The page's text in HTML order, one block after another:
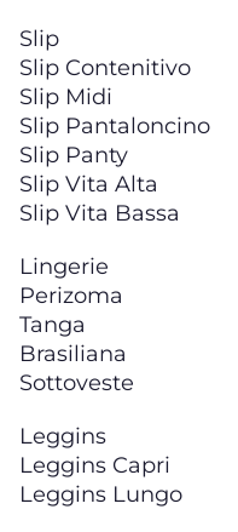
Slip
Slip Contenitivo
Slip Midi
Slip Pantaloncino
Slip Panty
Slip Vita Alta
Slip Vita Bassa
Lingerie
Perizoma
Tanga
Brasiliana
Sottoveste
Leggins
Leggins Capri
Leggins Lungo